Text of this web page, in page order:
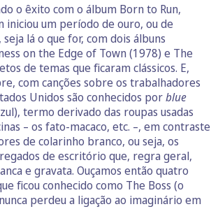
o êxito com o álbum Born to Run,
iniciou um período de ouro, ou de
lá o que for, com dois álbuns
on the Edge of Town (1978) e The
de temas que ficaram clássicos. E,
com canções sobre os trabalhadores
Unidos são conhecidos porblue
termo derivado das roupas usadas
– os fato-macaco, etc. –, em contraste
de colarinho branco, ou seja, os
de escritório que, regra geral,
e gravata. Ouçamos então quatro
ficou conhecido como The Boss (o
perdeu a ligação ao imaginário em